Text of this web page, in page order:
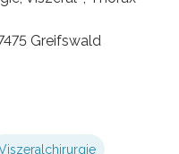
Greifswald